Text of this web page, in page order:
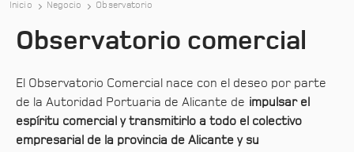
Inicio Negocio Observatorio
Observatorio comercial
El Observatorio Comercial nace con el deseo por parte
de la Autoridad Portuaria de Alicante de impulsar el
espíritu comercial y transmitirlo a todo el colectivo
empresarial de la provincia de Alicante y su